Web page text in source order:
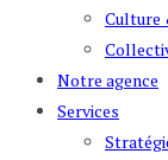
Culture
Notre agence
Services